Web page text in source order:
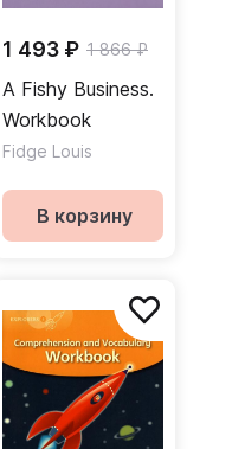
1 493 ₽ 1 866 ₽
A Fishy Business.
Workbook
Fidge Louis
В корзину